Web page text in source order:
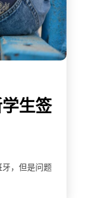
生签
，但是问题